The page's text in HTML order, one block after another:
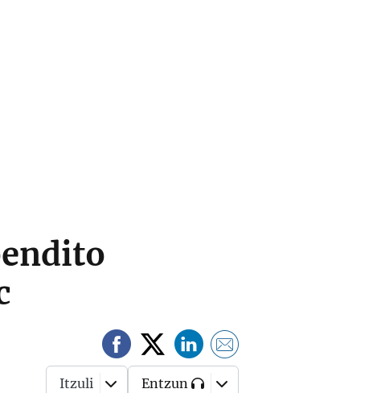
Itzuli Entzun